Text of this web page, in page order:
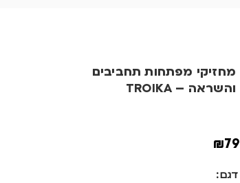
מחזיקי מפתחות תחביבים
והשראה – TROIKA
₪79
דגם